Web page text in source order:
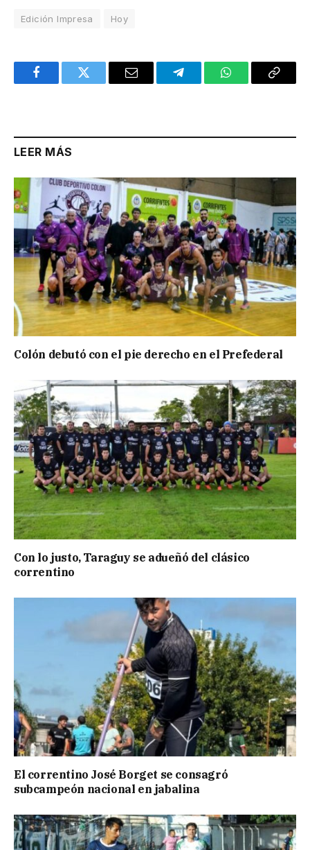
Edición Impresa Hoy
FacebookTwitter Email TelegramWhatsAppCopy
LEER MÁS
Colón debutó con el pie derecho en el Prefederal
Con lo justo, Taraguy se adueñó del clásico
correntino
El correntino José Borget se consagró
subcampeón nacional en jabalina